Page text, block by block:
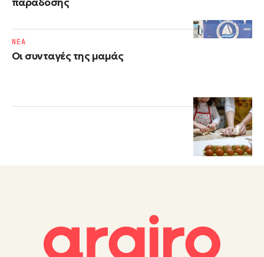
παράδοσης
Οι συνταγές της μαμάς
NΕΑ